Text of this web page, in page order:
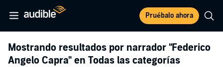
Pruébalo ahora
Mostrando resultados por narrador "Federico
Angelo Capra" en Todas las categorías